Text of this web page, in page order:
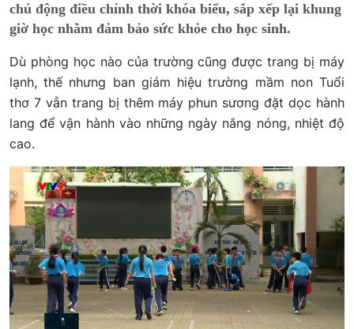
chủ động điều chỉnh thời khóa biểu, sắp xếp lại khung
giờ học nhằm đảm bảo sức khỏe cho học sinh.
Dù phòng học nào của trường cũng được trang bị máy
lạnh, thế nhưng ban giám hiệu trường mầm non Tuổi
thơ 7 vẫn trang bị thêm máy phun sương đặt dọc hành
lang để vận hành vào những ngày nắng nóng, nhiệt độ
cao.